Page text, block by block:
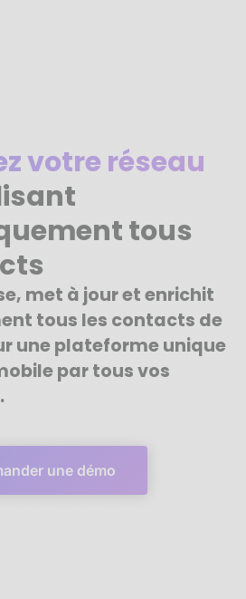
votre réseau
tous
met à jour et enrichit
tous les contacts de
une plateforme unique
par tous vos
une démo